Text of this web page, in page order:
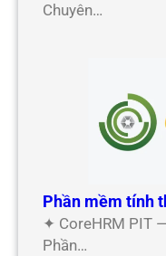
Chuyên…
Phần mềm tính
✦ CoreHRM PIT
Phần…